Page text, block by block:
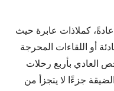
كملاذات عابرة حيث
أو اللقاءات المحرجة
العادي بأربع رحلات
جزءًا لا يتجزأ من